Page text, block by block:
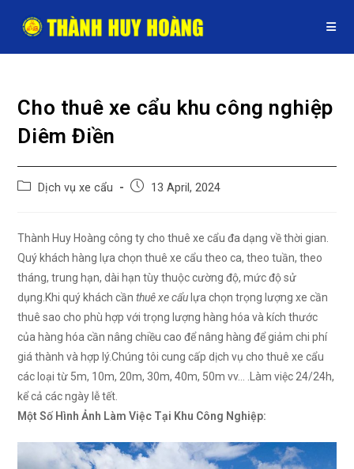
Cho thuê xe cẩu khu công nghiệp
Diêm Điền
PostDịch vụ xe cẩu
Post13 April, 2024
Thành Huy Hoàng công ty cho thuê xe cẩu đa dạng về thời gian.
Quý khách hàng lựa chọn thuê xe cẩu theo ca, theo tuần, theo
tháng, trung hạn, dài hạn tùy thuộc cường độ, mức độ sử
dụng.Khi quý khách cầnthuê xe cẩu lựa chọn trọng lượng xe cần
thuê sao cho phù hợp với trọng lượng hàng hóa và kích thước
của hàng hóa cần nâng chiều cao để nâng hàng để giảm chi phí
giá thành và hợp lý.Chúng tôi cung cấp dịch vụ cho thuê xe cẩu
các loại từ 5m, 10m, 20m, 30m, 40m, 50m vv… .Làm việc 24/24h,
kể cả các ngày lễ tết.
Một Số Hình Ảnh Làm Việc Tại Khu Công Nghiệp: